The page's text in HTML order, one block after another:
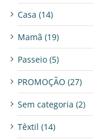
Casa (14)
Mamã (19)
Passeio (5)
PROMOÇÃO (27)
Sem categoria (2)
Têxtil (14)